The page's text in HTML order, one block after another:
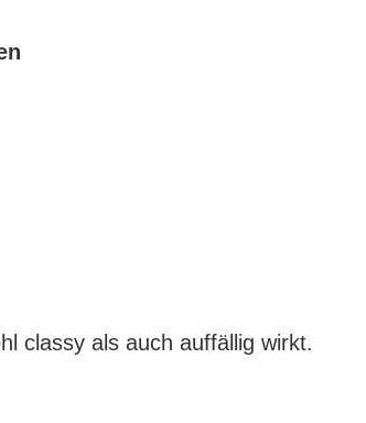
classy als auch auffällig wirkt.